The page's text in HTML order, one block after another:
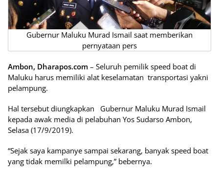
Gubernur Maluku Murad Ismail saat memberikan
pernyataan pers
Ambon, Dharapos.com – Seluruh pemilik speed boat di
Maluku harus memiliki alat keselamatan transportasi yakni
pelampung.
Hal tersebut diungkapkan Gubernur Maluku Murad Ismail
kepada awak media di pelabuhan Yos Sudarso Ambon,
Selasa (17/9/2019).
“Sejak saya kampanye sampai sekarang, banyak speed boat
yang tidak memilki pelampung,” bebernya.